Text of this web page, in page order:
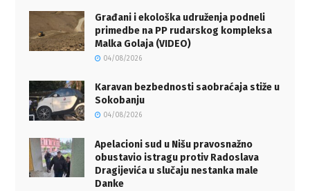
Građani i ekološka udruženja podneli
primedbe na PP rudarskog kompleksa
Malka Golaja (VIDEO)
04/08/2026
Karavan bezbednosti saobraćaja stiže u
Sokobanju
04/08/2026
Apelacioni sud u Nišu pravosnažno
obustavio istragu protiv Radoslava
Dragijevića u slučaju nestanka male
Danke